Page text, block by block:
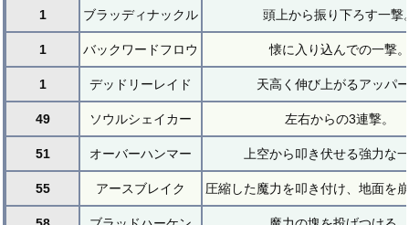
1 ブラッディナックル 頭上から振り下ろす一撃
1 バックワードフロウ 懐に入り込んでの一撃。
1 デッドリーレイド 天高く伸び上がるアッパ
49 ソウルシェイカー 左右からの3連撃。
51 オーバーハンマー 上空から叩き伏せる強力な
55 アースブレイク 圧縮した魔力を叩き付け、地面を